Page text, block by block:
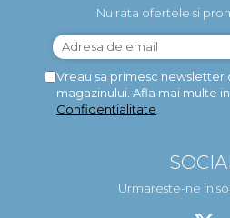
Nu rata ofertele si
Vreau sa primesc newsletter
magazinului. Afla mai multe in
Confidentialitate
Urmareste-ne in